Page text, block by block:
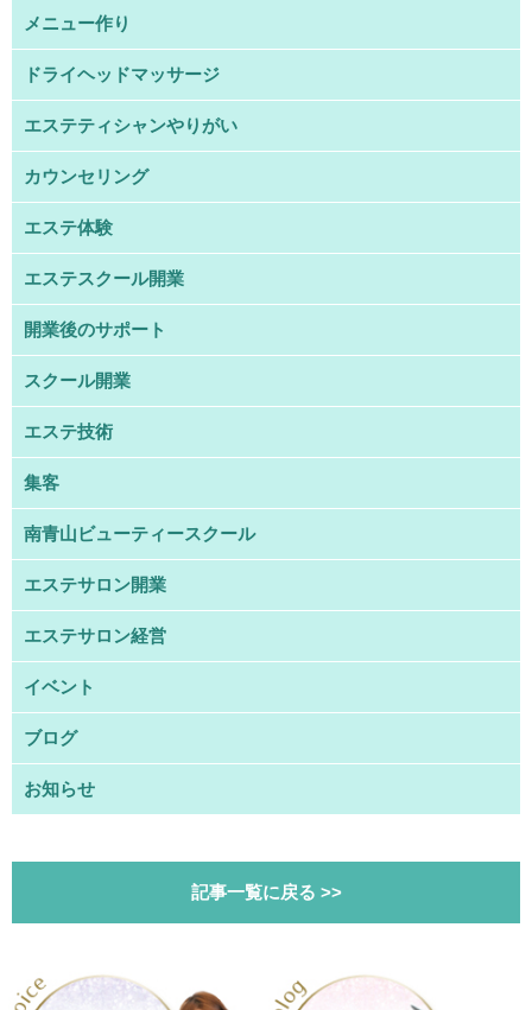
メニュー作り
ドライヘッドマッサージ
エステティシャンやりがい
カウンセリング
エステ体験
エステスクール開業
開業後のサポート
スクール開業
エステ技術
集客
南青山ビューティースクール
エステサロン開業
エステサロン経営
イベント
ブログ
お知らせ
記事一覧に戻る >>